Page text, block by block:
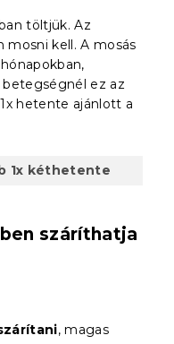
töltjük. Az
kell. A mosás
ez az
hetente ajánlott a
1x kéthetente
száríthatja
, magas